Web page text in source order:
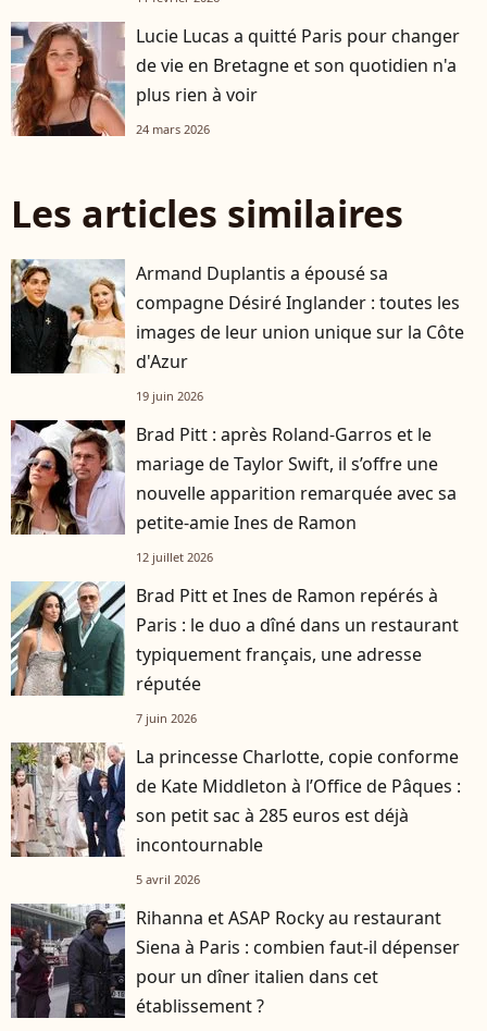
Lucie Lucas a quitté Paris pour changer
de vie en Bretagne et son quotidien n'a
plus rien à voir
24 mars 2026
Les articles similaires
Armand Duplantis a épousé sa
compagne Désiré Inglander : toutes les
images de leur union unique sur la Côte
d'Azur
19 juin 2026
Brad Pitt : après Roland-Garros et le
mariage de Taylor Swift, il s’offre une
nouvelle apparition remarquée avec sa
petite-amie Ines de Ramon
12 juillet 2026
Brad Pitt et Ines de Ramon repérés à
Paris : le duo a dîné dans un restaurant
typiquement français, une adresse
réputée
7 juin 2026
La princesse Charlotte, copie conforme
de Kate Middleton à l’Office de Pâques :
son petit sac à 285 euros est déjà
incontournable
5 avril 2026
Rihanna et ASAP Rocky au restaurant
Siena à Paris : combien faut-il dépenser
pour un dîner italien dans cet
établissement ?